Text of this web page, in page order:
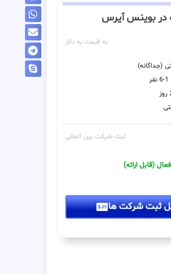
در بوينس آيرس
به قیمت به دلار
(جداگانه)
ثبت شرکت بین المللی
(قابل ارائه)
ثبت شرکت ها